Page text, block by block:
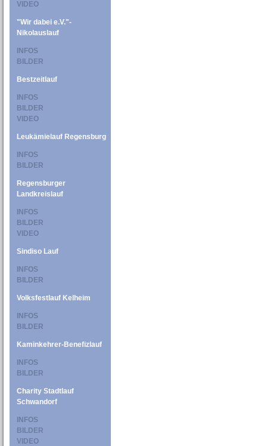
VIDEO
"Wir dabei e.V."-
Nikolauslauf
INFOS
BILDER
Bestzeitlauf
INFOS
BILDER
VIDEO
Leukämielauf Regensburg
INFOS
BILDER
Regensburger
Landkreislauf
INFOS
BILDER
VIDEO
Sindiso Lauf
INFOS
BILDER
Volksfestlauf Kelheim
INFOS
BILDER
Kaminkehrer-Benefizlauf
INFOS
BILDER
Charity Stadtlauf
Schwandorf
INFOS
BILDER
VIDEO